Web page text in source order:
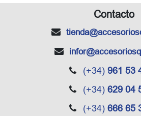
Contacto
tienda
infor
(+34) 961 53
(+34) 629 04
(+34) 666 65